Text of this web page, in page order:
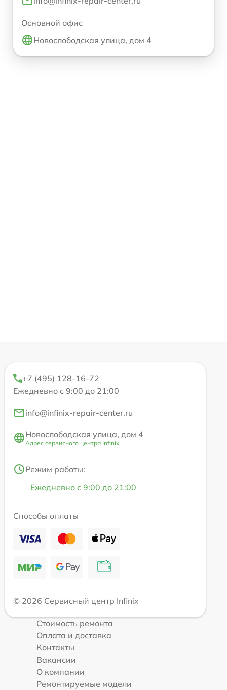
Основной офис
Новослободская улица, дом 4
+7 (495) 128-16-72
Ежедневно с 9:00 до 21:00
info@infinix-repair-center.ru
Новослободская улица, дом 4
Адрес сервисного центра Infinix
Режим работы:
Ежедневно с 9:00 до 21:00
Способы оплаты
© 2026 Сервисный центр Infinix
Стоимость ремонта
Оплата и доставка
Контакты
Вакансии
О компании
Ремонтируемые модели